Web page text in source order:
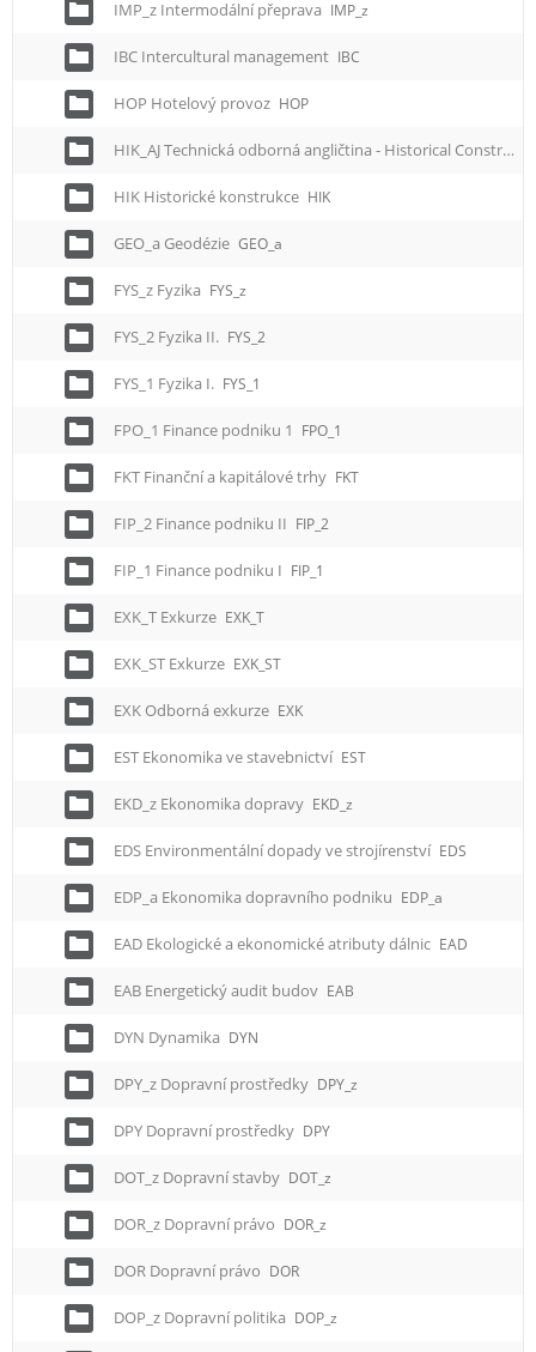
IMP_z Intermodální přeprava IMP_z
IBC Intercultural management IBC
HOP Hotelový provoz HOP
HIK_AJ Technická odborná angličtina - Historical Constructions
HIK Historické konstrukce HIK
GEO_a Geodézie GEO_a
FYS_z Fyzika FYS_z
FYS_2 Fyzika II. FYS_2
FYS_1 Fyzika I. FYS_1
FPO_1 Finance podniku 1 FPO_1
FKT Finanční a kapitálové trhy FKT
FIP_2 Finance podniku II FIP_2
FIP_1 Finance podniku I FIP_1
EXK_T Exkurze EXK_T
EXK_ST Exkurze EXK_ST
EXK Odborná exkurze EXK
EST Ekonomika ve stavebnictví EST
EKD_z Ekonomika dopravy EKD_z
EDS Environmentální dopady ve strojírenství EDS
EDP_a Ekonomika dopravního podniku EDP_a
EAD Ekologické a ekonomické atributy dálnic EAD
EAB Energetický audit budov EAB
DYN Dynamika DYN
DPY_z Dopravní prostředky DPY_z
DPY Dopravní prostředky DPY
DOT_z Dopravní stavby DOT_z
DOR_z Dopravní právo DOR_z
DOR Dopravní právo DOR
DOP_z Dopravní politika DOP_z